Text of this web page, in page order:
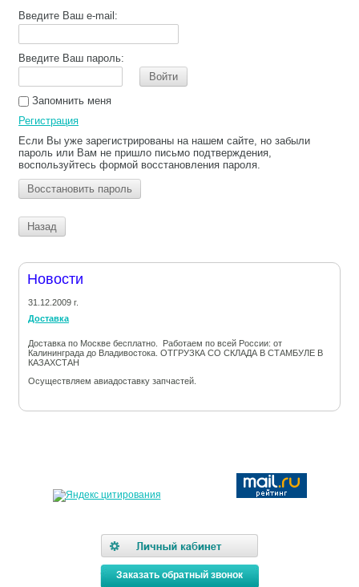
Новости
31.12.2009 г.
Доставка
Доставка по Москве бесплатно. Работаем по всей России: от
Калининграда до Владивостока. ОТГРУЗКА СО СКЛАДА В СТАМБУЛЕ В
КАЗАХСТАН
Осуществляем авиадоставку запчастей.
Введите Ваш e-mail:
Введите Ваш пароль:
Войти
Запомнить меня
Регистрация
Если Вы уже зарегистрированы на нашем сайте, но забыли
пароль или Вам не пришло письмо подтверждения,
воспользуйтесь формой восстановления пароля.
Восстановить пароль
Назад
Заказать обратный звонок